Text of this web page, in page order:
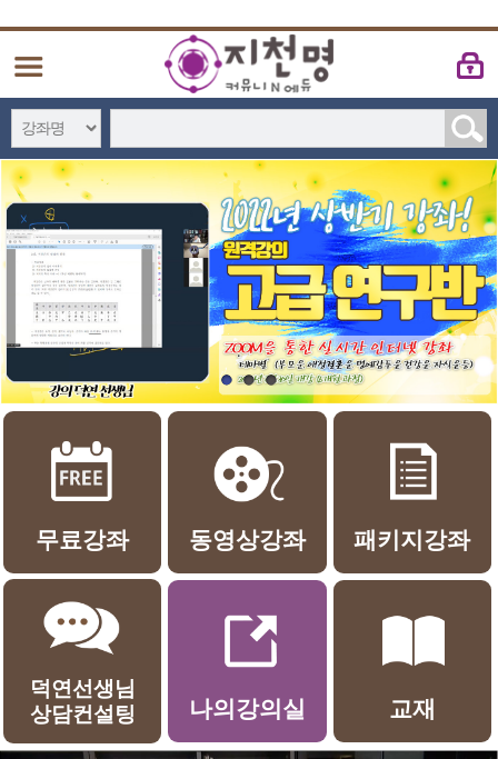
무료강좌 동영상강좌 패키지강좌
덕연선생님
상담컨설팅
나의강의실 교재